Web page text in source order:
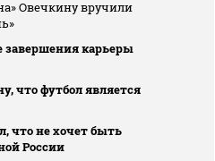
Овечкину вручили
завершения карьеры
что футбол является
что не хочет быть
России